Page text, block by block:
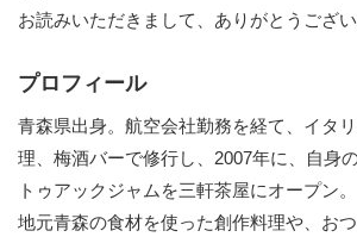
お読みいただきまして、ありがとうござい
プロフィール
青森県出身。航空会社勤務を経て、イタ
理、梅酒バーで修行し、2007年に、自身
トゥアックジャムを三軒茶屋にオープン。
地元青森の食材を使った創作料理や、お